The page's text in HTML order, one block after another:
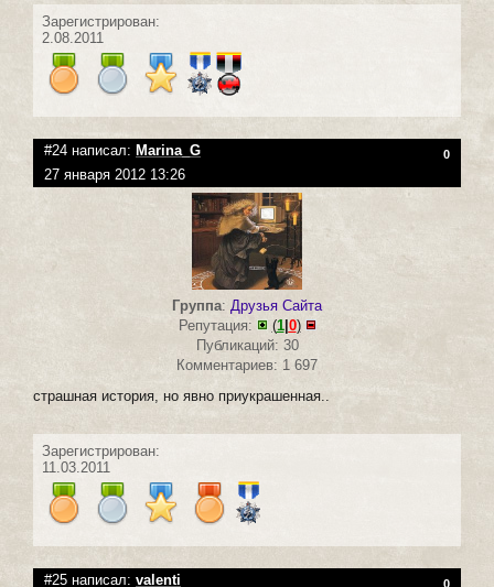
Зарегистрирован:
2.08.2011
#24 написал: Marina_G 0
27 января 2012 13:26
Группа: Друзья Сайта
Репутация:
(1| 0)
Публикаций: 30
Комментариев: 1 697
страшная история, но явно приукрашенная..
Зарегистрирован:
11.03.2011
#25 написал: valenti 0